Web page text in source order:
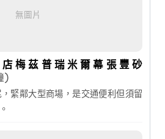
無圖片
梅茲普瑞米爾幕張豐砂
)
緊鄰大型商場，是交通便利但須留